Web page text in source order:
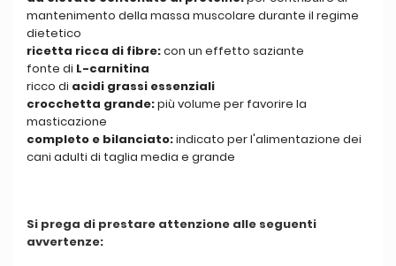
mantenimento della massa muscolare durante il regime
dietetico
ricetta ricca di fibre:con un effetto saziante
fonte di L-carnitina
ricco di acidi grassi essenziali
crocchetta grande:più volume per favorire la
masticazione
completo e bilanciato:indicato per l'alimentazione dei
cani adulti di taglia media e grande
Si prega di prestare attenzione alle seguenti
avvertenze: